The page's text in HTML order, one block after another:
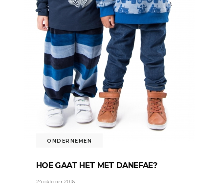
ONDERNEMEN
HOE GAAT HET MET DANEFAE?
24 oktober 2016